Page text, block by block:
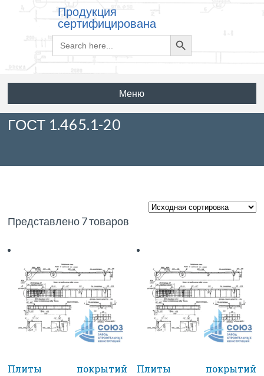
Продукция
сертифицирована
Search
for:
Search
Button
Меню
ГОСТ 1.465.1-20
Представлено 7 товаров
Плиты покрытий
Плиты покрытий